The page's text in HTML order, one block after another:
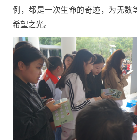
例，都是一次生命的奇迹，为无数
希望之光。